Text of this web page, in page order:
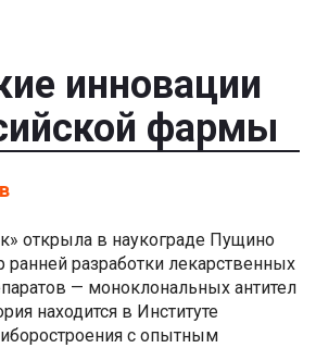
инновации
фармы
открыла в наукограде Пущино
разработки лекарственных
— моноклональных антител
находится в Институте
с опытным